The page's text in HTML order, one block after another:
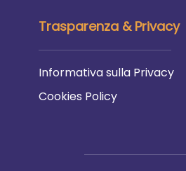
Trasparenza & Privacy
Informativa sulla Privacy
Cookies Policy